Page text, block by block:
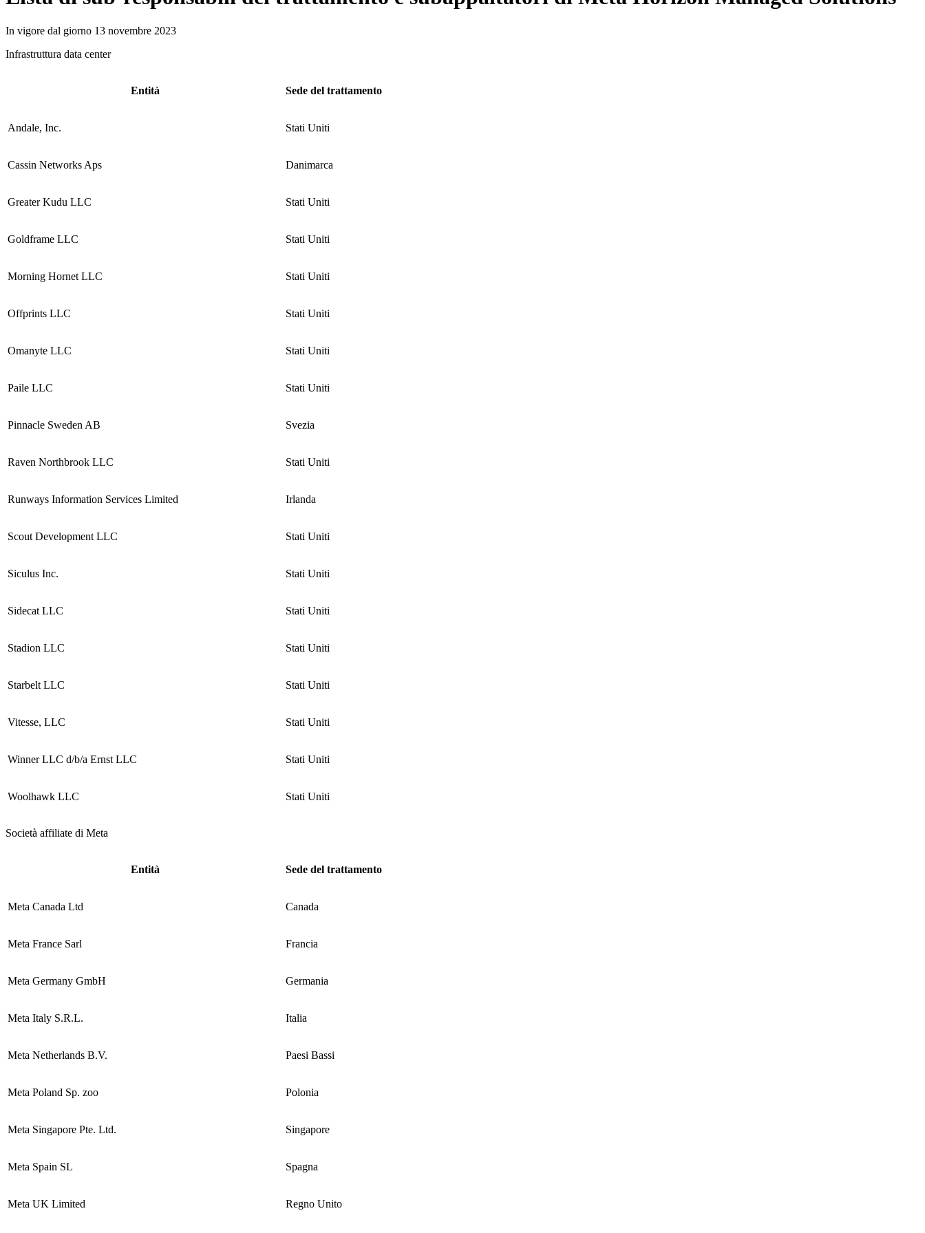
In vigore dal giorno 13 novembre 2023
Infrastruttura data center
Entità Sede del trattamento
Andale, Inc. Stati Uniti
Cassin Networks Aps Danimarca
Greater Kudu LLC Stati Uniti
Goldframe LLC Stati Uniti
Morning Hornet LLC Stati Uniti
Offprints LLC Stati Uniti
Omanyte LLC Stati Uniti
Paile LLC Stati Uniti
Pinnacle Sweden AB Svezia
Raven Northbrook LLC Stati Uniti
Runways Information Services Limited Irlanda
Scout Development LLC Stati Uniti
Siculus Inc. Stati Uniti
Sidecat LLC Stati Uniti
Stadion LLC Stati Uniti
Starbelt LLC Stati Uniti
Vitesse, LLC Stati Uniti
Winner LLC d/b/a Ernst LLC Stati Uniti
Woolhawk LLC Stati Uniti
Società affiliate di Meta
Entità Sede del trattamento
Meta Canada Ltd Canada
Meta France Sarl Francia
Meta Germany GmbH Germania
Meta Italy S.R.L. Italia
Meta Netherlands B.V. Paesi Bassi
Meta Poland Sp. zoo Polonia
Meta Singapore Pte. Ltd. Singapore
Meta Spain SL Spagna
Meta UK Limited Regno Unito